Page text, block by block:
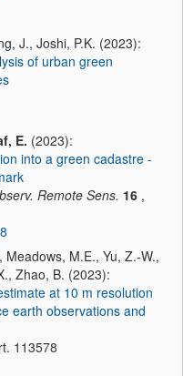
J., Joshi, P.K. (2023):
of urban green
E. (2023):
into a green cadastre -
Remote Sens. 16 ,
, Meadows, M.E., Yu, Z.-W.,
Zhao, B. (2023):
at 10 m resolution
earth observations and
113578